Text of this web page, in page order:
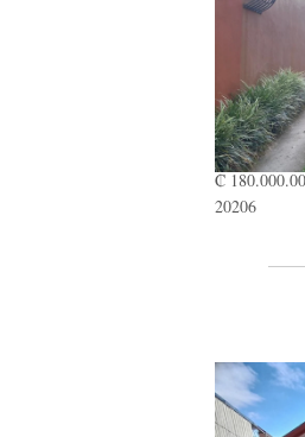
₡ 180.000.00
20206